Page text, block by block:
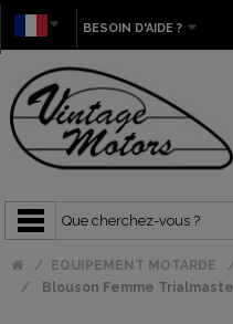
BESOIN D'AIDE ?
EQUIPEMENT MOTARDE
Blouson Femme